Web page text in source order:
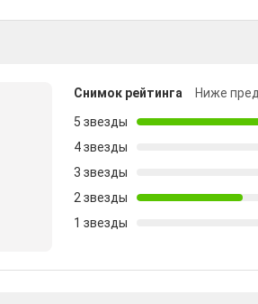
Снимок рейтинга
Ниже
5 звезды
4 звезды
3 звезды
2 звезды
1 звезды